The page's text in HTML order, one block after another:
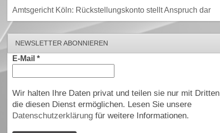
Amtsgericht Köln: Rückstellungskonto stellt Anspruch dar
NEWSLETTER ABONNIEREN
E-Mail *
Wir halten Ihre Daten privat und teilen sie nur mit
die diesen Dienst ermöglichen. Lesen Sie unsere
Datenschutzerklärungfür weitere Informationen.